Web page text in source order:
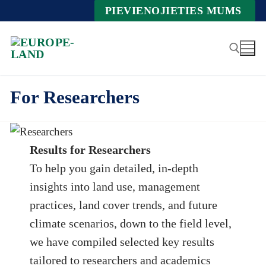
Inhalt
springen
PIEVIENOJIETIES MUMS
For Researchers
Results for Researchers
To help you gain detailed, in-depth
insights into land use, management
practices, land cover trends, and future
climate scenarios, down to the field level,
we have compiled selected key results
tailored to researchers and academics